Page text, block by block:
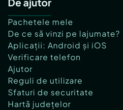
Pachetele mele
De ce să vinzi pe lajumate?
Aplicații: Android și iOS
Verificare telefon
Ajutor
Reguli de utilizare
Sfaturi de securitate
Hartă județelor